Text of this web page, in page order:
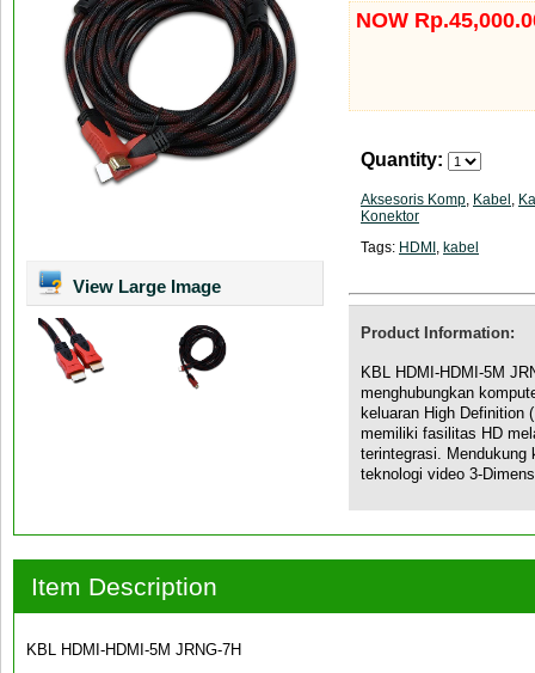
View Large Image
NOW
Quantity:
Aksesoris Komp, Kabel ,
Konektor
Tags: HDMI , kabel
Product Information:
KBL HDMI-HDMI-5M
menghubungkan
keluaran High Definition
memiliki fasilitas HD
terintegrasi. Mendukung
teknologi video 3-
Item Description
KBL HDMI-HDMI-5M JRNG-7H